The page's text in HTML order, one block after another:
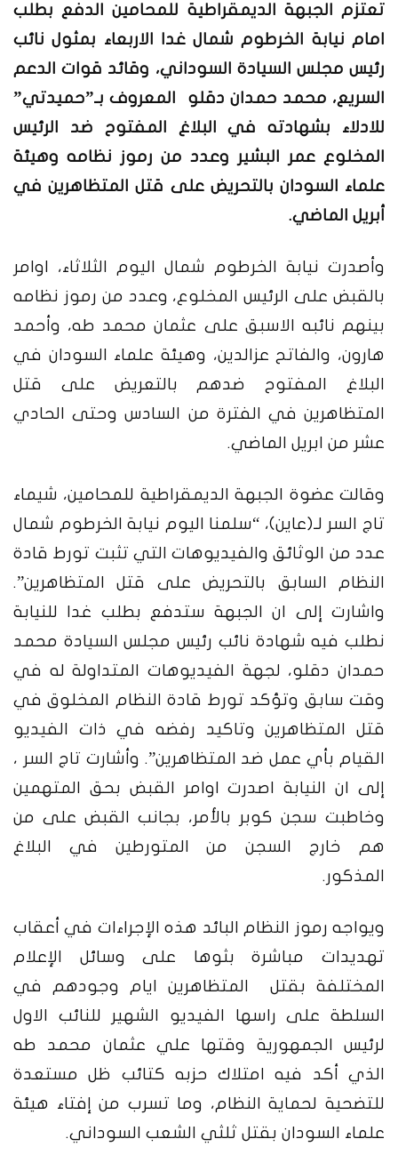
تعتزم الجبهة الديمقراطية للمحامين الدفع بطلب
امام نيابة الخرطوم شمال غدا الاربعاء بمثول نائب
رئيس مجلس السيادة السوداني، وقائد قوات الدعم
السريع، محمد حمدان دقلو المعروف بـ”حميدتي”
للادلاء بشهادته في البلاغ المفتوح ضد الرئيس
المخلوع عمر البشير وعدد من رموز نظامه وهيئة
علماء السودان بالتحريض على قتل المتظاهرين في
أبريل الماضي.
وأصدرت نيابة الخرطوم شمال اليوم الثلاثاء، اوامر
بالقبض على الرئيس المخلوع، وعدد من رموز نظامه
بينهم نائبه الاسبق على عثمان محمد طه، وأحمد
هارون، والفاتح عزالدين، وهيئة علماء السودان في
البلاغ المفتوح ضدهم بالتعريض على قتل
المتظاهرين في الفترة من السادس وحتى الحادي
عشر من ابريل الماضي.
وقالت عضوة الجبهة الديمقراطية للمحامين، شيماء
تاج السر لـ(عاين)، “سلمنا اليوم نيابة الخرطوم شمال
عدد من الوثائق والفيديوهات التي تثبت تورط قادة
النظام السابق بالتحريض على قتل المتظاهرين”.
واشارت إلى ان الجبهة ستدفع بطلب غدا للنيابة
نطلب فيه شهادة نائب رئيس مجلس السيادة محمد
حمدان دقلو، لجهة الفيديوهات المتداولة له في
وقت سابق وتؤكد تورط قادة النظام المخلوق في
قتل المتظاهرين وتاكيد رفضه في ذات الفيديو
القيام بأي عمل ضد المتظاهرين”. وأشارت تاج السر ،
إلى ان النيابة اصدرت اوامر القبض بحق المتهمين
وخاطبت سجن كوبر بالأمر، بجانب القبض على من
هم خارج السجن من المتورطين في البلاغ
المذكور.
ويواجه رموز النظام البائد هذه الإجراءات في أعقاب
تهديدات مباشرة بثوها على وسائل الإعلام
المختلفة بقتل المتظاهرين ايام وجودهم في
السلطة على راسها الفيديو الشهير للنائب الاول
لرئيس الجمهورية وقتها علي عثمان محمد طه
الذي أكد فيه امتلاك حزبه كتائب ظل مستعدة
للتضحية لحماية النظام، وما تسرب من إفتاء هيئة
علماء السودان بقتل ثلثي الشعب السوداني.